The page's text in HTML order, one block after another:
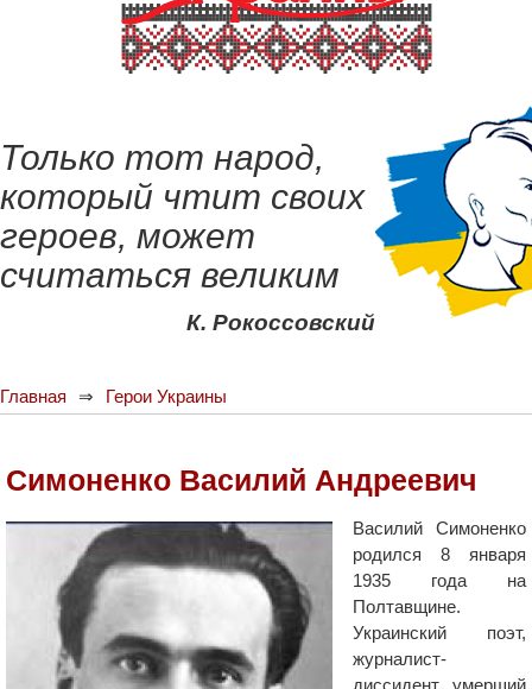
Только тот народ,
который чтит своих
героев, может
считаться великим
К. Рокоссовский
Главная Герои Украины
Симоненко Василий Андреевич
Василий Симоненко
родился 8 января
1935 года на
Полтавщине.
Украинский поэт,
журналист-
диссидент, умерший